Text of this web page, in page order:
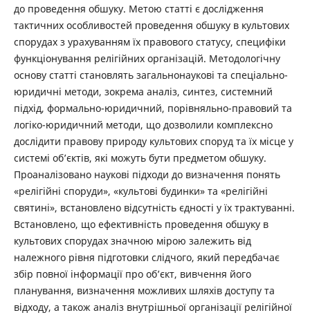
до проведення обшуку. Метою статті є дослідження
тактичних особливостей проведення обшуку в культових
спорудах з урахуванням їх правового статусу, специфіки
функціонування релігійних організацій. Методологічну
основу статті становлять загальнонаукові та спеціально-
юридичні методи, зокрема аналіз, синтез, системний
підхід, формально-юридичний, порівняльно-правовий та
логіко-юридичний методи, що дозволили комплексно
дослідити правову природу культових споруд та їх місце у
системі об’єктів, які можуть бути предметом обшуку.
Проаналізовано наукові підходи до визначення понять
«релігійні споруди», «культові будинки» та «релігійні
святині», встановлено відсутність єдності у їх трактуванні.
Встановлено, що ефективність проведення обшуку в
культових спорудах значною мірою залежить від
належного рівня підготовки слідчого, який передбачає
збір повної інформації про об’єкт, вивчення його
планування, визначення можливих шляхів доступу та
відходу, а також аналіз внутрішньої організації релігійної